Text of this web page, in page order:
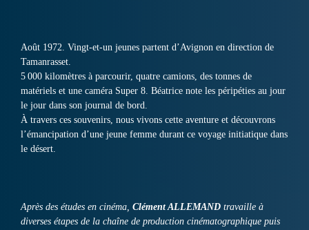
Août 1972. Vingt-et-un jeunes partent d’Avignon en direction de
Tamanrasset.
5 000 kilomètres à parcourir, quatre camions, des tonnes de
matériels et une caméra Super 8. Béatrice note les péripéties au jour
le jour dans son journal de bord.
À travers ces souvenirs, nous vivons cette aventure et découvrons
l’émancipation d’une jeune femme durant ce voyage initiatique dans
le désert.
Après des études en cinéma, Clément ALLEMAND travaille à
diverses étapes de la chaîne de production cinématographique puis